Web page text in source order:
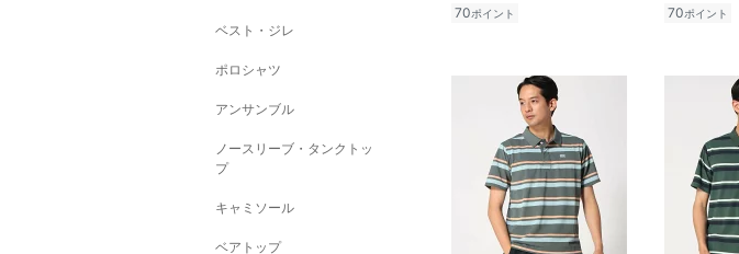
ベスト・ジレ
ポロシャツ
アンサンブル
ノースリーブ・タンクトッ
プ
キャミソール
ベアトップ
70ポイント 70ポイント